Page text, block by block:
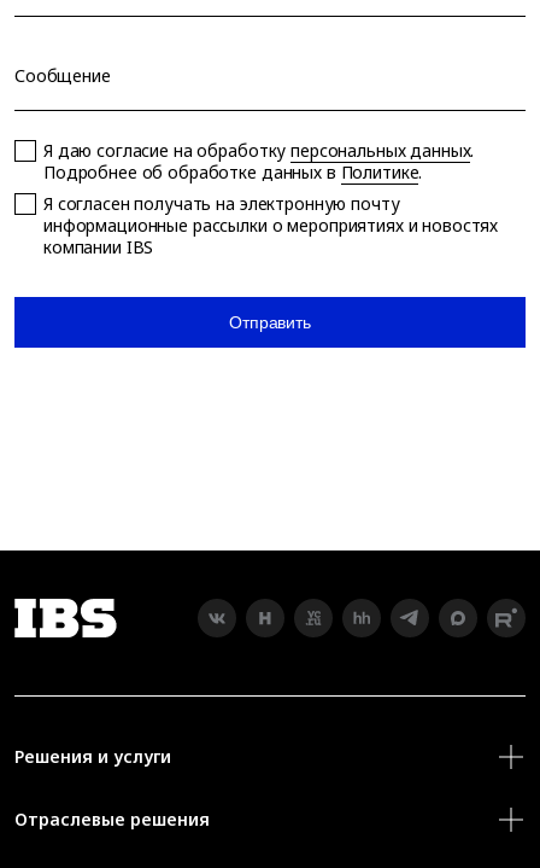
Сообщение
Я даю согласие на обработкуперсональных данных.
Подробнее об обработке данных в Политике.
Я согласен получать на электронную почту
информационные рассылки о мероприятиях и новостях
компании IBS
Отправить
Решения и услуги
Отраслевые решения